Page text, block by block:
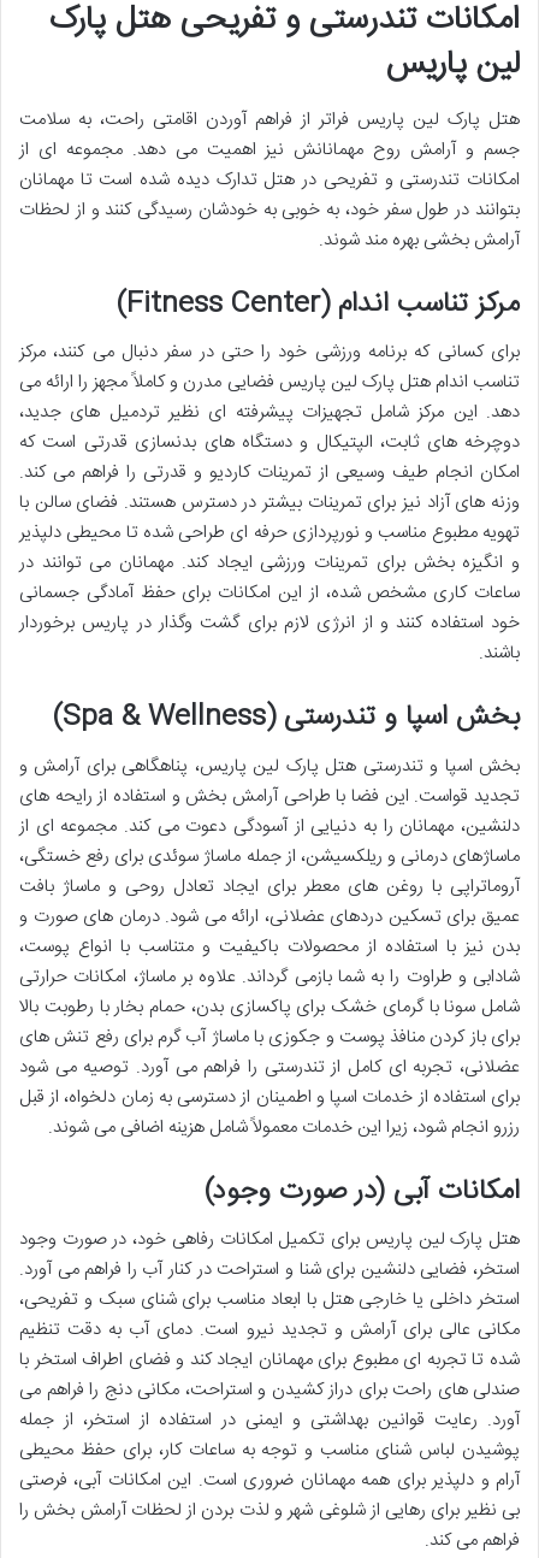
امکانات تندرستی و تفریحی هتل پارک
لین پاریس
هتل پارک لین پاریس فراتر از فراهم آوردن اقامتی راحت، به سلامت
جسم و آرامش روح مهمانانش نیز اهمیت می دهد. مجموعه ای از
امکانات تندرستی و تفریحی در هتل تدارک دیده شده است تا مهمانان
بتوانند در طول سفر خود، به خوبی به خودشان رسیدگی کنند و از لحظات
آرامش بخشی بهره مند شوند.
مرکز تناسب اندام (Fitness Center)
برای کسانی که برنامه ورزشی خود را حتی در سفر دنبال می کنند، مرکز
تناسب اندام هتل پارک لین پاریس فضایی مدرن و کاملاً مجهز را ارائه می
دهد. این مرکز شامل تجهیزات پیشرفته ای نظیر تردمیل های جدید،
دوچرخه های ثابت، الپتیکال و دستگاه های بدنسازی قدرتی است که
امکان انجام طیف وسیعی از تمرینات کاردیو و قدرتی را فراهم می کند.
وزنه های آزاد نیز برای تمرینات بیشتر در دسترس هستند. فضای سالن با
تهویه مطبوع مناسب و نورپردازی حرفه ای طراحی شده تا محیطی دلپذیر
و انگیزه بخش برای تمرینات ورزشی ایجاد کند. مهمانان می توانند در
ساعات کاری مشخص شده، از این امکانات برای حفظ آمادگی جسمانی
خود استفاده کنند و از انرژی لازم برای گشت وگذار در پاریس برخوردار
باشند.
بخش اسپا و تندرستی (Spa & Wellness)
بخش اسپا و تندرستی هتل پارک لین پاریس، پناهگاهی برای آرامش و
تجدید قواست. این فضا با طراحی آرامش بخش و استفاده از رایحه های
دلنشین، مهمانان را به دنیایی از آسودگی دعوت می کند. مجموعه ای از
ماساژهای درمانی و ریلکسیشن، از جمله ماساژ سوئدی برای رفع خستگی،
آروماتراپی با روغن های معطر برای ایجاد تعادل روحی و ماساژ بافت
عمیق برای تسکین دردهای عضلانی، ارائه می شود. درمان های صورت و
بدن نیز با استفاده از محصولات باکیفیت و متناسب با انواع پوست،
شادابی و طراوت را به شما بازمی گرداند. علاوه بر ماساژ، امکانات حرارتی
شامل سونا با گرمای خشک برای پاکسازی بدن، حمام بخار با رطوبت بالا
برای باز کردن منافذ پوست و جکوزی با ماساژ آب گرم برای رفع تنش های
عضلانی، تجربه ای کامل از تندرستی را فراهم می آورد. توصیه می شود
برای استفاده از خدمات اسپا و اطمینان از دسترسی به زمان دلخواه، از قبل
رزرو انجام شود، زیرا این خدمات معمولاً شامل هزینه اضافی می شوند.
امکانات آبی (در صورت وجود)
هتل پارک لین پاریس برای تکمیل امکانات رفاهی خود، در صورت وجود
استخر، فضایی دلنشین برای شنا و استراحت در کنار آب را فراهم می آورد.
استخر داخلی یا خارجی هتل با ابعاد مناسب برای شنای سبک و تفریحی،
مکانی عالی برای آرامش و تجدید نیرو است. دمای آب به دقت تنظیم
شده تا تجربه ای مطبوع برای مهمانان ایجاد کند و فضای اطراف استخر با
صندلی های راحت برای دراز کشیدن و استراحت، مکانی دنج را فراهم می
آورد. رعایت قوانین بهداشتی و ایمنی در استفاده از استخر، از جمله
پوشیدن لباس شنای مناسب و توجه به ساعات کار، برای حفظ محیطی
آرام و دلپذیر برای همه مهمانان ضروری است. این امکانات آبی، فرصتی
بی نظیر برای رهایی از شلوغی شهر و لذت بردن از لحظات آرامش بخش را
فراهم می کند.